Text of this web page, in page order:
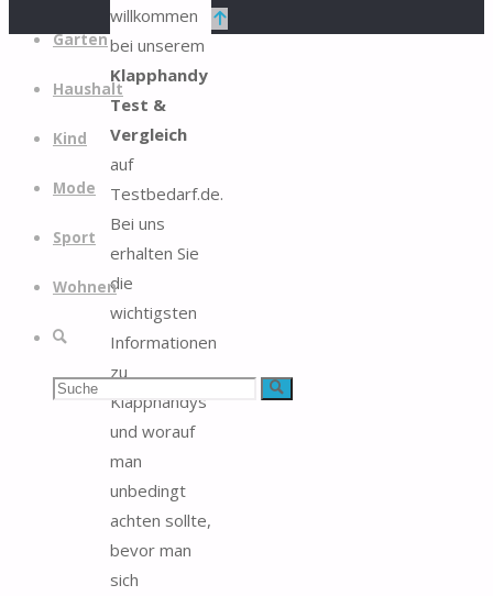
Garten
Haushalt
Kind
Mode
Sport
Wohnen
Suche
Suchen Suche
willkommen
bei unserem
Klapphandy
Test &
Vergleich
auf
Testbedarf.de.
Bei uns
erhalten Sie
die
wichtigsten
Informationen
zu
Klapphandys
und worauf
man
unbedingt
achten sollte,
bevor man
sich
Zurück